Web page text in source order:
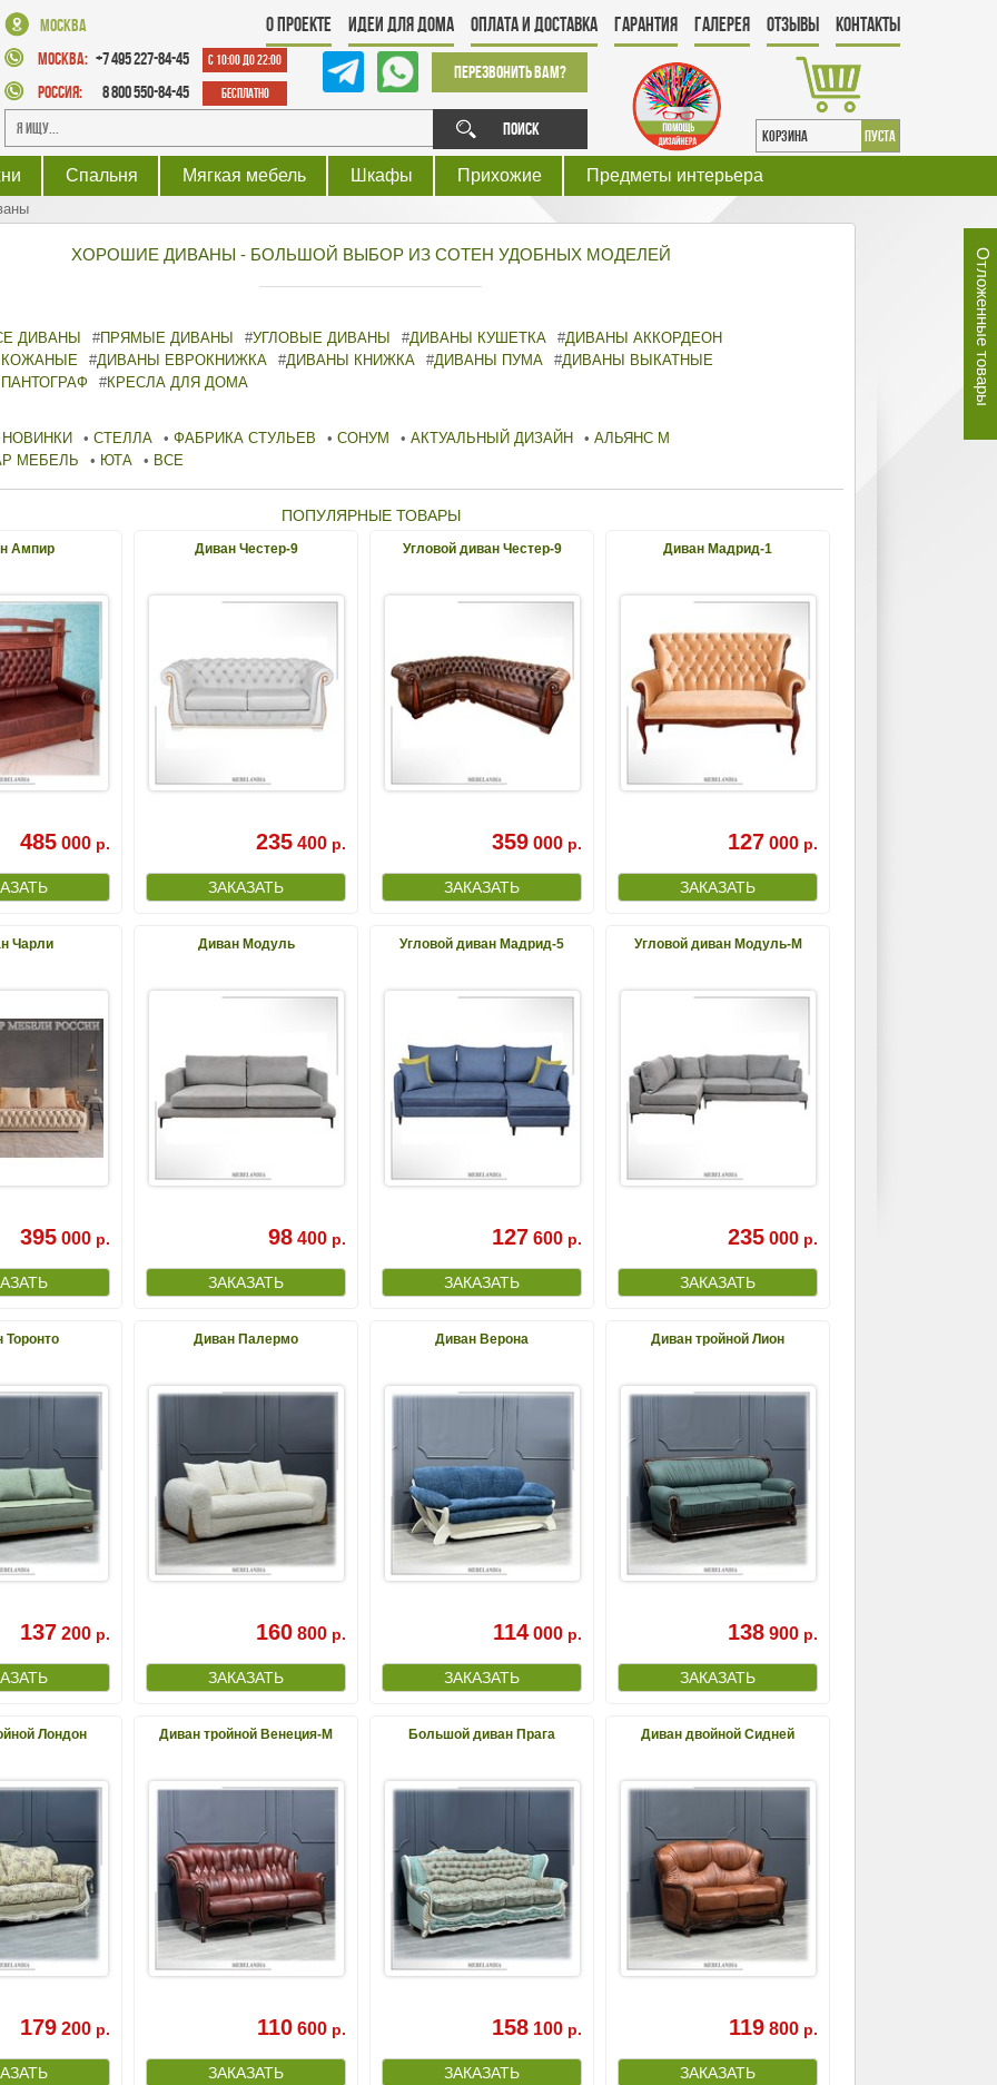
Москва
Москва: +7 495 227-84-45 с 10:00 до 22:00
Россия: 8 800 550-84-45 Бесплатно
Перезвонить Вам?
Поиск КОРЗИНА пуста
О проекте Идеи для дома Оплата и Доставка Гарантия Галерея Отзывы Контакты
Спальня Мягкая мебель Шкафы Прихожие Предметы интерьера
ХОРОШИЕ ДИВАНЫ - БОЛЬШОЙ ВЫБОР ИЗ СОТЕН УДОБНЫХ МОДЕЛЕЙ
ДИВАНЫ #ПРЯМЫЕ ДИВАНЫ #УГЛОВЫЕ ДИВАНЫ #ДИВАНЫ КУШЕТКА #ДИВАНЫ АККОРДЕОН
#ДИВАНЫ ЕВРОКНИЖКА #ДИВАНЫ КНИЖКА #ДИВАНЫ ПУМА #ДИВАНЫ ВЫКАТНЫЕ
#КРЕСЛА ДЛЯ ДОМА
НОВИНКИ • СТЕЛЛА • ФАБРИКА СТУЛЬЕВ • СОНУМ • АКТУАЛЬНЫЙ ДИЗАЙН • АЛЬЯНС М
МЕБЕЛЬ
• ЮТА • ВСЕ
ПОПУЛЯРНЫЕ ТОВАРЫ
Ампир
485 000 р.
Диван Честер-9
235 400 р.
Угловой диван Честер-9
359 000 р.
Диван Мадрид-1
127 000 р.
Чарли
395 000 р.
Диван Модуль
98 400 р.
Угловой диван Мадрид-5
127 600 р.
Угловой диван Модуль-М
235 000 р.
Торонто
137 200 р.
Диван Палермо
160 800 р.
Диван Верона
114 000 р.
Диван тройной Лион
138 900 р.
Лондон
179 200 р.
Диван тройной Венеция-М
110 600 р.
Большой диван Прага
158 100 р.
Диван двойной Сидней
119 800 р.
Отложенные товары